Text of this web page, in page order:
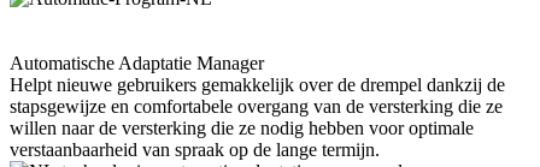
Automatische Adaptatie Manager
Helpt nieuwe gebruikers gemakkelijk over de drempel dankzij de
stapsgewijze en comfortabele overgang van de versterking die ze
willen naar de versterking die ze nodig hebben voor optimale
verstaanbaarheid van spraak op de lange termijn.